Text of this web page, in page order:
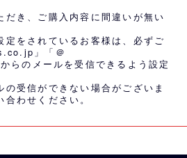
だき、ご購入内容に間違いが無い
定をされているお客様は、必ずご
」「＠
のメールを受信できるよう設定
受信ができない場合がございま
合わせください。